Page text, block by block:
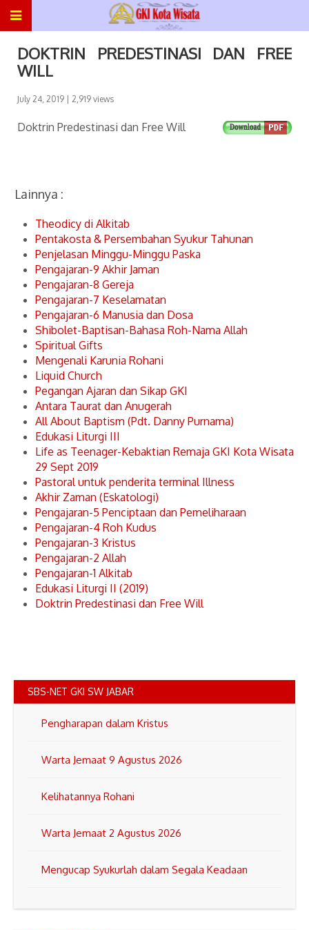
DOKTRIN PREDESTINASI DAN FREE
WILL
July 24, 2019 | 2,919 views
Doktrin Predestinasi dan Free Will
Lainnya :
Theodicy di Alkitab
Pentakosta & Persembahan Syukur Tahunan
Penjelasan Minggu-Minggu Paska
Pengajaran-9 Akhir Jaman
Pengajaran-8 Gereja
Pengajaran-7 Keselamatan
Pengajaran-6 Manusia dan Dosa
Shibolet-Baptisan-Bahasa Roh-Nama Allah
Spiritual Gifts
Mengenali Karunia Rohani
Liquid Church
Pegangan Ajaran dan Sikap GKI
Antara Taurat dan Anugerah
All About Baptism (Pdt. Danny Purnama)
Edukasi Liturgi III
Life as Teenager-Kebaktian Remaja GKI Kota Wisata
29 Sept 2019
Pastoral untuk penderita terminal Illness
Akhir Zaman (Eskatologi)
Pengajaran-5 Penciptaan dan Pemeliharaan
Pengajaran-4 Roh Kudus
Pengajaran-3 Kristus
Pengajaran-2 Allah
Pengajaran-1 Alkitab
Edukasi Liturgi II (2019)
Doktrin Predestinasi dan Free Will
SBS-NET GKI SW JABAR
Pengharapan dalam Kristus
Warta Jemaat 9 Agustus 2026
Kelihatannya Rohani
Warta Jemaat 2 Agustus 2026
Mengucap Syukurlah dalam Segala Keadaan